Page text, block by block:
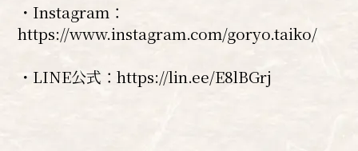
・Instagram：
https://www.instagram.com/goryo.taiko/
・LINE公式：https://lin.ee/E8lBGrj